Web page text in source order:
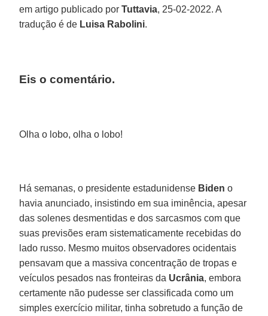
em artigo publicado porTuttavia, 25-02-2022. A
tradução é de Luisa Rabolini.
Eis o comentário.
Olha o lobo, olha o lobo!
Há semanas, o presidente estadunidense Biden o
havia anunciado, insistindo em sua iminência, apesar
das solenes desmentidas e dos sarcasmos com que
suas previsões eram sistematicamente recebidas do
lado russo. Mesmo muitos observadores ocidentais
pensavam que a massiva concentração de tropas e
veículos pesados nas fronteiras da Ucrânia, embora
certamente não pudesse ser classificada como um
simples exercício militar, tinha sobretudo a função de